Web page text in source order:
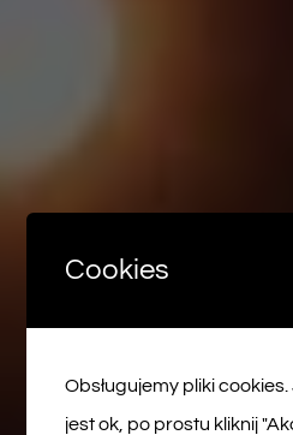
Cookies
Obsługujemy pliki
jest ok, po prostu kliknij